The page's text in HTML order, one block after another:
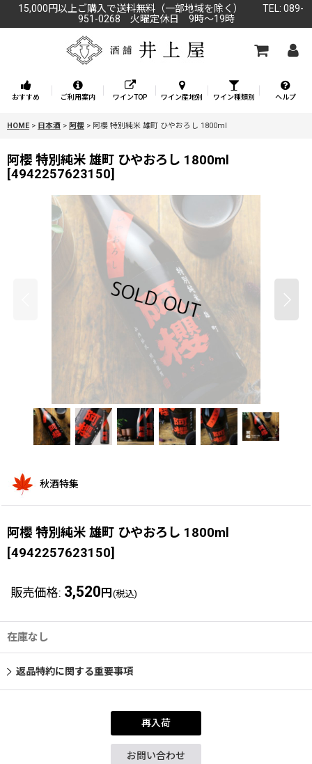
15,000円以上ご購入で送料無料（一部地域を除く） TEL: 089-
951-0268 火曜定休日 9時～19時
おすすめ ご利用案内 ワインTOP ワイン産地別 ワイン種類別 ヘルプ
HOME > 日本酒 > 阿櫻 > 阿櫻 特別純米 雄町 ひやおろし 1800ml
阿櫻 特別純米 雄町 ひやおろし 1800ml
[4942257623150]
秋酒特集
阿櫻 特別純米 雄町 ひやおろし 1800ml
[4942257623150]
販売価格: 3,520 円 (税込)
在庫なし
返品特約に関する重要事項
再入荷
お問い合わせ